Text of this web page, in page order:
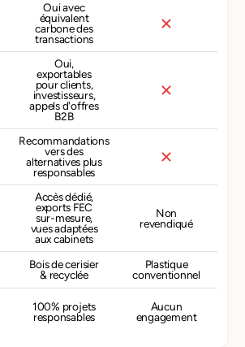
Oui avec
équivalent
carbone des
transactions
Oui,
exportables
pour clients,
investisseurs,
appels d'offres
B2B
Recommandations
vers des
alternatives plus
responsables
Accès dédié,
exports FEC
sur-mesure,
vues adaptées
aux cabinets
Non
revendiqué
Bois de cerisier
& recyclée
Plastique
conventionnel
100% projets
responsables
Aucun
engagement